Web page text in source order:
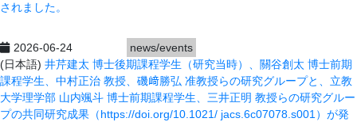
されました。
2026-06-24
news/events
(日本語) 井芹建太 博士後期課程学生（研究当時）、關谷創太 博士前期
課程学生、中村正治 教授、磯﨑勝弘 准教授らの研究グループ​と 、立教
大学理学部 山内颯斗 博士前期課程学生、三井正明 教授らの研究グルー
プの共同研究成果（https://doi.org/10.1021/ jacs.6c07078.s001）が発